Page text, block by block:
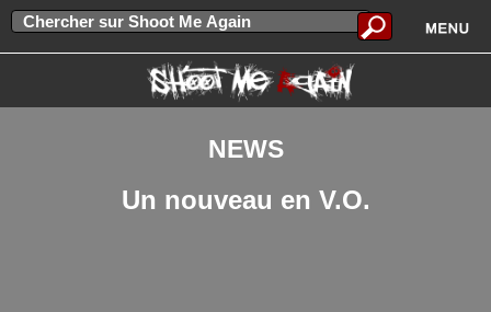
NEWS
Un nouveau en V.O.